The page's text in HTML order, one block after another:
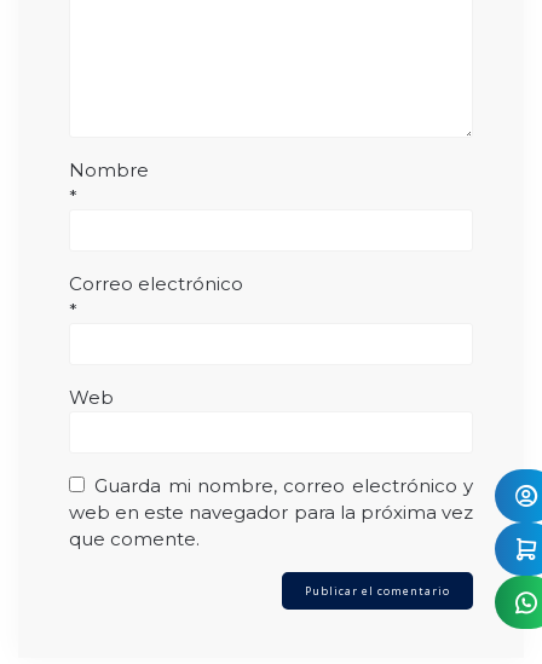
Nombre
*
Correo electrónico
*
Web
Guarda mi nombre, correo electrónico y
web en este navegador para la próxima vez
que comente.